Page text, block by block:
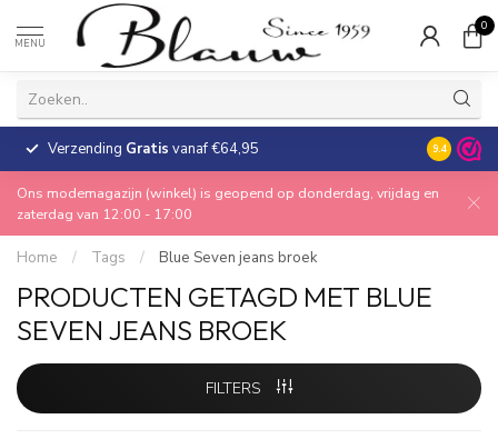
MENU
0
Verzending Gratis vanaf €64,95 30 dagen
9.4
Ons modemagazijn (winkel) is geopend op donderdag, vrijdag en
zaterdag van 12:00 - 17:00
Home / Tags / Blue Seven jeans broek
PRODUCTEN GETAGD MET BLUE
SEVEN JEANS BROEK
FILTERS